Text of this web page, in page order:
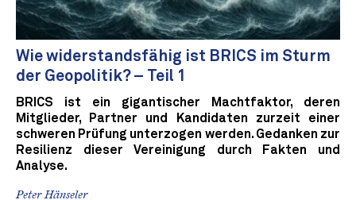
Wie widerstandsfähig ist BRICS im Sturm
der Geopolitik? – Teil 1
BRICS ist ein gigantischer Machtfaktor, deren
Mitglieder, Partner und Kandidaten zurzeit einer
schweren Prüfung unterzogen werden. Gedanken zur
Resilienz dieser Vereinigung durch Fakten und
Analyse.
Peter Hänseler